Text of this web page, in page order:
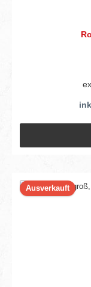
Ausverkauft